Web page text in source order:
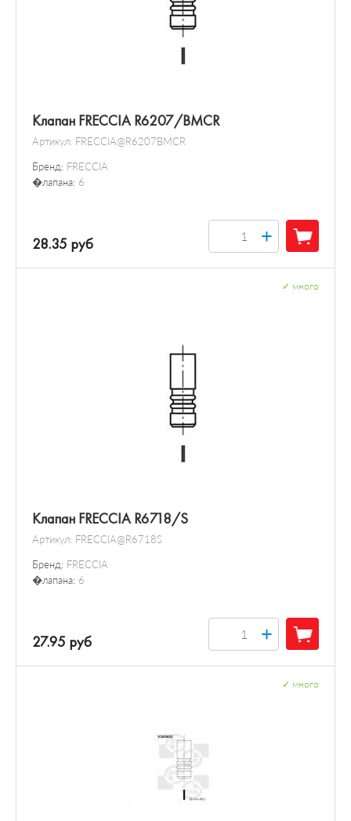
Клапан FRECCIA R6207/BMCR
Артикул: FRECCIA@R6207BMCR
Бренд: FRECCIA
�лапана: 6
28.35 руб +
Клапан FRECCIA R6718/S
Артикул: FRECCIA@R6718S
Бренд: FRECCIA
�лапана: 6
много
27.95 руб +
много